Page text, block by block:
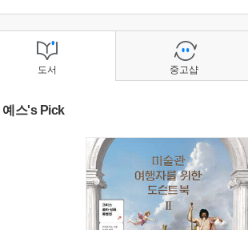
도서
예스's Pick
중고샵